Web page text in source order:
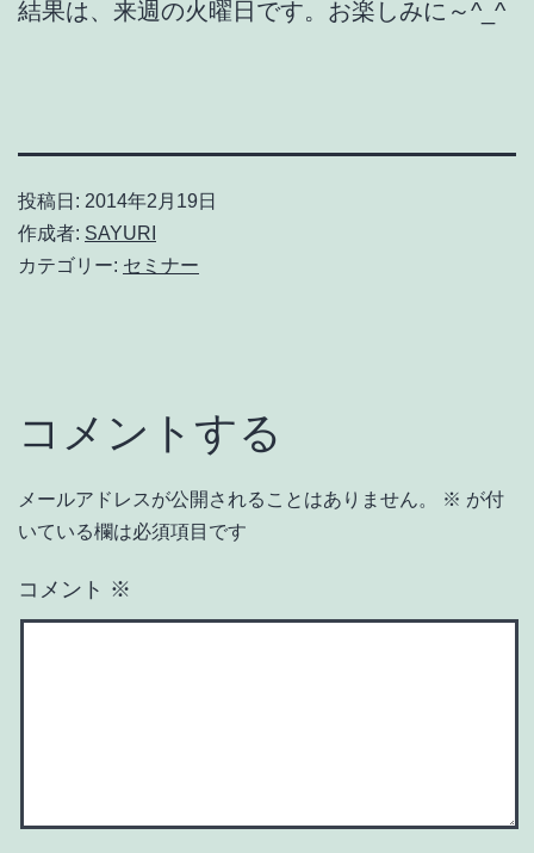
結果は、来週の火曜日です。お楽しみに～^_^
投稿日: 2014年2月19日
作成者: SAYURI
カテゴリー: セミナー
コメントする
メールアドレスが公開されることはありません。 ※ が付
いている欄は必須項目です
コメント ※